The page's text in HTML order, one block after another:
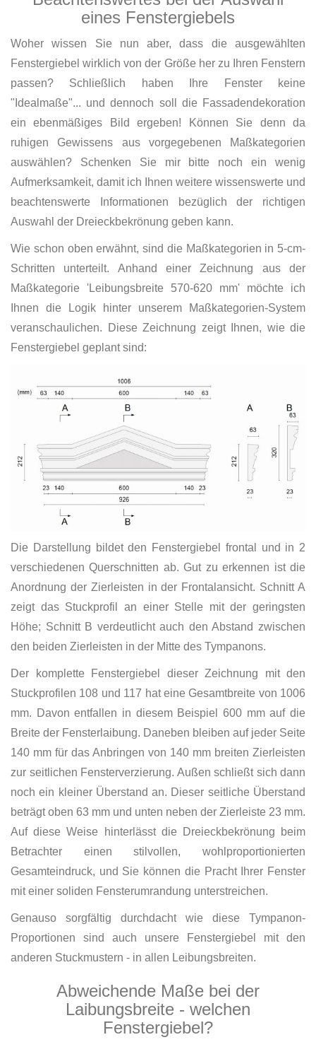
eines Fenstergiebels
Woher wissen Sie nun aber, dass die ausgewählten
Fenstergiebel wirklich von der Größe her zu Ihren Fenstern
passen? Schließlich haben Ihre Fenster keine
"Idealmaße"... und dennoch soll die Fassadendekoration
ein ebenmäßiges Bild ergeben! Können Sie denn da
ruhigen Gewissens aus vorgegebenen Maßkategorien
auswählen? Schenken Sie mir bitte noch ein wenig
Aufmerksamkeit, damit ich Ihnen weitere wissenswerte und
beachtenswerte Informationen bezüglich der richtigen
Auswahl der Dreieckbekrönung geben kann.
Wie schon oben erwähnt, sind die Maßkategorien in 5-cm-
Schritten unterteilt. Anhand einer Zeichnung aus der
Maßkategorie 'Leibungsbreite 570-620 mm' möchte ich
Ihnen die Logik hinter unserem Maßkategorien-System
veranschaulichen. Diese Zeichnung zeigt Ihnen, wie die
Fenstergiebel geplant sind:
Die Darstellung bildet den Fenstergiebel frontal und in 2
verschiedenen Querschnitten ab. Gut zu erkennen ist die
Anordnung der Zierleisten in der Frontalansicht. Schnitt A
zeigt das Stuckprofil an einer Stelle mit der geringsten
Höhe; Schnitt B verdeutlicht auch den Abstand zwischen
den beiden Zierleisten in der Mitte des Tympanons.
Der komplette Fenstergiebel dieser Zeichnung mit den
Stuckprofilen 108 und 117 hat eine Gesamtbreite von 1006
mm. Davon entfallen in diesem Beispiel 600 mm auf die
Breite der Fensterlaibung. Daneben bleiben auf jeder Seite
140 mm für das Anbringen von 140 mm breiten Zierleisten
zur seitlichen Fensterverzierung. Außen schließt sich dann
noch ein kleiner Überstand an. Dieser seitliche Überstand
beträgt oben 63 mm und unten neben der Zierleiste 23 mm.
Auf diese Weise hinterlässt die Dreieckbekrönung beim
Betrachter einen stilvollen, wohlproportionierten
Gesamteindruck, und Sie können die Pracht Ihrer Fenster
mit einer soliden Fensterumrandung unterstreichen.
Genauso sorgfältig durchdacht wie diese Tympanon-
Proportionen sind auch unsere Fenstergiebel mit den
anderen Stuckmustern - in allen Leibungsbreiten.
Abweichende Maße bei der
Laibungsbreite - welchen
Fenstergiebel?